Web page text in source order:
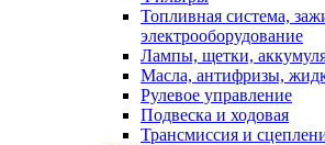
Топливная система,
электрооборудование
Лампы, щетки,
Масла, антифризы,
Рулевое управление
Подвеска и ходовая
Трансмиссия и